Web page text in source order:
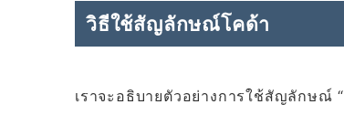
วิธีใช้สัญลักษณ์โคด้า
เราจะอธิบายตัวอย่างการใช้สัญลักษณ์ “